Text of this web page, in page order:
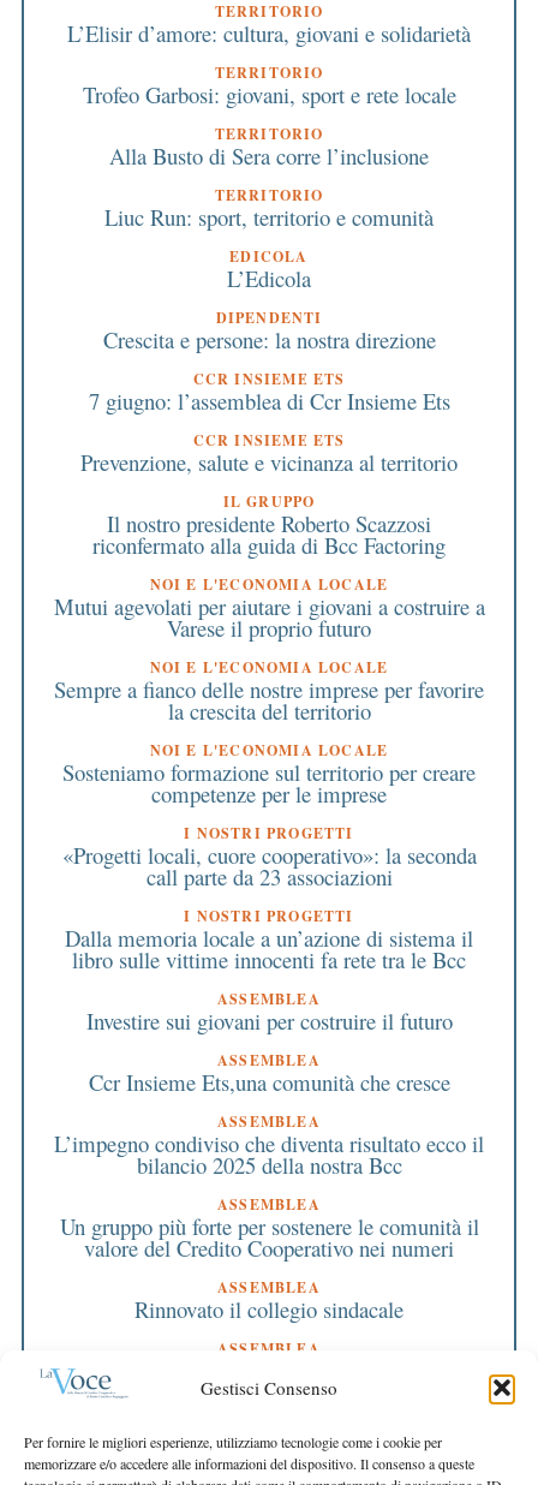
Gestisci Consenso
Per fornire le migliori esperienze, utilizziamo tecnologie come i cookie per
memorizzare e/o accedere alle informazioni del dispositivo. Il consenso a queste
TERRITORIO
L’Elisir d’amore: cultura, giovani e solidarietà
TERRITORIO
Trofeo Garbosi: giovani, sport e rete locale
TERRITORIO
Alla Busto di Sera corre l’inclusione
TERRITORIO
Liuc Run: sport, territorio e comunità
EDICOLA
L’Edicola
DIPENDENTI
Crescita e persone: la nostra direzione
CCR INSIEME ETS
7 giugno: l’assemblea di Ccr Insieme Ets
CCR INSIEME ETS
Prevenzione, salute e vicinanza al territorio
IL GRUPPO
Il nostro presidente Roberto Scazzosi
riconfermato alla guida di Bcc Factoring
NOI E L'ECONOMIA LOCALE
Mutui agevolati per aiutare i giovani a costruire a
Varese il proprio futuro
NOI E L'ECONOMIA LOCALE
Sempre a fianco delle nostre imprese per favorire
la crescita del territorio
NOI E L'ECONOMIA LOCALE
Sosteniamo formazione sul territorio per creare
competenze per le imprese
I NOSTRI PROGETTI
«Progetti locali, cuore cooperativo»: la seconda
call parte da 23 associazioni
I NOSTRI PROGETTI
Dalla memoria locale a un’azione di sistema il
libro sulle vittime innocenti fa rete tra le Bcc
ASSEMBLEA
Investire sui giovani per costruire il futuro
ASSEMBLEA
Ccr Insieme Ets,una comunità che cresce
ASSEMBLEA
L’impegno condiviso che diventa risultato ecco il
bilancio 2025 della nostra Bcc
ASSEMBLEA
Un gruppo più forte per sostenere le comunità il
valore del Credito Cooperativo nei numeri
ASSEMBLEA
Rinnovato il collegio sindacale
ASSEMBLEA
Bilancio approvato all’unanimità e 2 milioni
destinati al territorio
EDITORIALE DIRETTORE
Crescere restando riconoscibili